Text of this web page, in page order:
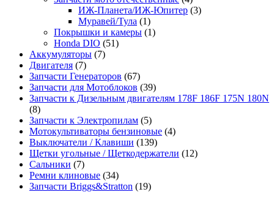
ИЖ-Планета/ИЖ-Юпитер (3)
Муравей/Тула (1)
Покрышки и камеры (1)
Honda DIO (51)
Аккумуляторы (7)
Двигателя (7)
Запчасти Генераторов (67)
Запчасти для Мотоблоков (39)
Запчасти к Дизельным двигателям 178F 186F 175N 180N
(8)
Запчасти к Электропилам (5)
Мотокультиваторы бензиновые (4)
Выключатели / Клавиши (139)
Щетки угольные / Щеткодержатели (12)
Сальники (7)
Ремни клиновые (34)
Запчасти Briggs&Stratton (19)